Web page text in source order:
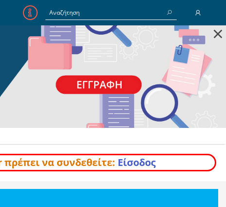
E-Mail
Κωδικός
Να με θυμάσαι
×
να συνδεθείτε: Είσοδος